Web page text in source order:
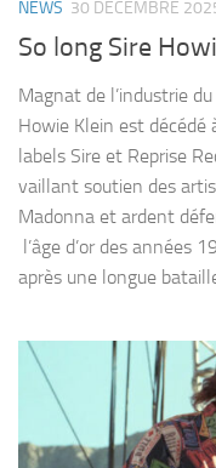
NEWS 30 DÉCEMBRE
So long Sire
Magnat de l’industrie
Howie Klein est décédé
labels Sire et Reprise
vaillant soutien des
Madonna et ardent
l’âge d’or des années
après une longue